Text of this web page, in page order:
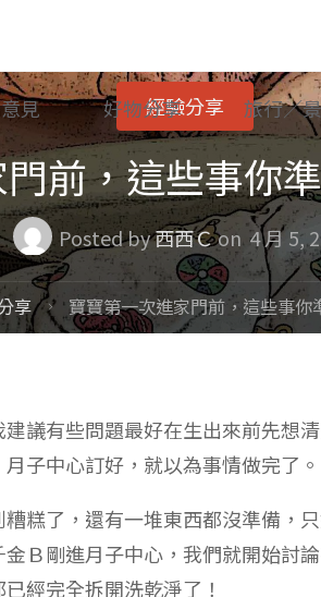
見 好物分享 旅行／
前，這些事你
Posted by西西Ｃon 4 月 5,
經驗分享
享 寶寶第一次進家門前，這些事你
議有些問題最好在生出來前先想
子中心訂好，就以為事情做完了。
糕了，還有一堆東西都沒準備，
Ｂ剛進月子中心，我們就開始討
經完全拆開洗乾淨了！